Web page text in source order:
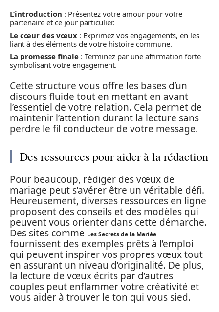
L’introduction : Présentez votre amour pour votre
partenaire et ce jour particulier.
Le cœur des vœux : Exprimez vos engagements, en les
liant à des éléments de votre histoire commune.
La promesse finale : Terminez par une affirmation forte
symbolisant votre engagement.
Cette structure vous offre les bases d’un
discours fluide tout en mettant en avant
l’essentiel de votre relation. Cela permet de
maintenir l’attention durant la lecture sans
perdre le fil conducteur de votre message.
Des ressources pour aider à la rédaction
Pour beaucoup, rédiger des vœux de
mariage peut s’avérer être un véritable défi.
Heureusement, diverses ressources en ligne
proposent des conseils et des modèles qui
peuvent vous orienter dans cette démarche.
Des sites comme Les Secrets de la Mariée
fournissent des exemples prêts à l’emploi
qui peuvent inspirer vos propres vœux tout
en assurant un niveau d’originalité. De plus,
la lecture de vœux écrits par d’autres
couples peut enflammer votre créativité et
vous aider à trouver le ton qui vous sied.